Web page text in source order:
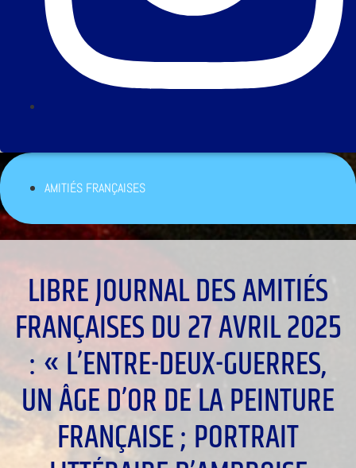
AMITIÉS FRANÇAISES
LIBRE JOURNAL DES AMITIÉS
FRANÇAISES DU 27 AVRIL 2025
: « L’ENTRE-DEUX-GUERRES,
UN ÂGE D’OR DE LA PEINTURE
FRANÇAISE ; PORTRAIT